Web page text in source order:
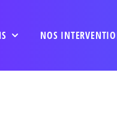
NOS